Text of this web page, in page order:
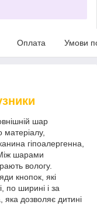
Оплата Умови
шар
гіпоалергенна,
шарами
вологу.
кнопок, які
по ширині і за
дозволяє дитині